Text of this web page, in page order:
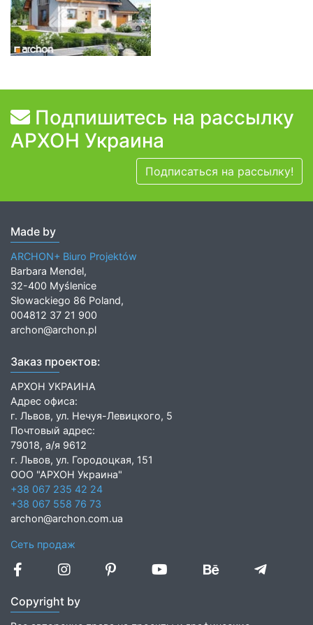
Подпишитесь на рассылку
АРХОН Украина
Подписаться на рассылку!
Made by
ARCHON+ Biuro Projektów
Barbara Mendel,
32-400 Myślenice
Słowackiego 86 Poland,
004812 37 21 900
archon@archon.pl
Заказ проектов:
АРХОН УКРАИНА
Адрес офиса:
г. Львов, ул. Нечуя-Левицкого, 5
Почтовый адрес:
79018, а/я 9612
г. Львов, ул. Городоцкая, 151
ООО "АРХОН Украина"
+38 067 235 42 24
+38 067 558 76 73
archon@archon.com.ua
Сеть продаж
Copyright by